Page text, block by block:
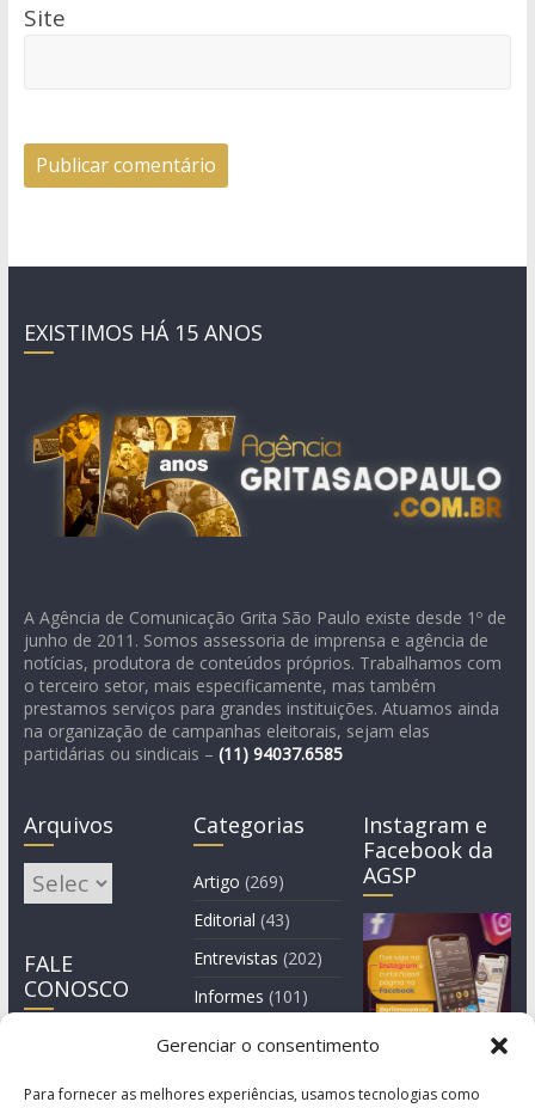
Gerenciar o consentimento
Para fornecer as melhores experiências, usamos tecnologias como
Site
EXISTIMOS HÁ 15 ANOS
A Agência de Comunicação Grita São Paulo existe desde 1º de
junho de 2011. Somos assessoria de imprensa e agência de
notícias, produtora de conteúdos próprios. Trabalhamos com
o terceiro setor, mais especificamente, mas também
prestamos serviços para grandes instituições. Atuamos ainda
na organização de campanhas eleitorais, sejam elas
partidárias ou sindicais – (11) 94037.6585
Arquivos
Arquivos
FALE
CONOSCO
Categorias
Artigo (269)
Editorial (43)
Entrevistas (202)
Informes (101)
Manchete
Instagram e
Facebook da
AGSP